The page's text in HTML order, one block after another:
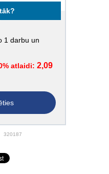
1 darbu un
atlaidi: 2,09
320187